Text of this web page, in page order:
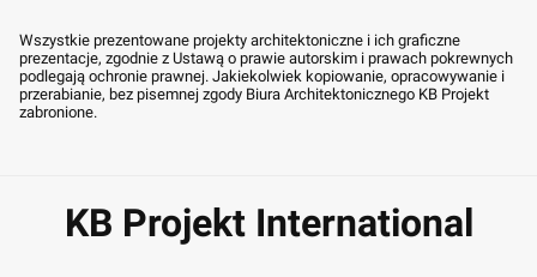
Wszystkie prezentowane projekty architektoniczne i ich graficzne
prezentacje, zgodnie z Ustawą o prawie autorskim i prawach pokrewnych
podlegają ochronie prawnej. Jakiekolwiek kopiowanie, opracowywanie i
przerabianie, bez pisemnej zgody Biura Architektonicznego KB Projekt
zabronione.
KB Projekt International